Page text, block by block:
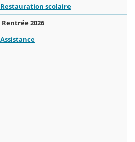
Restauration scolaire
Rentrée 2026
Assistance